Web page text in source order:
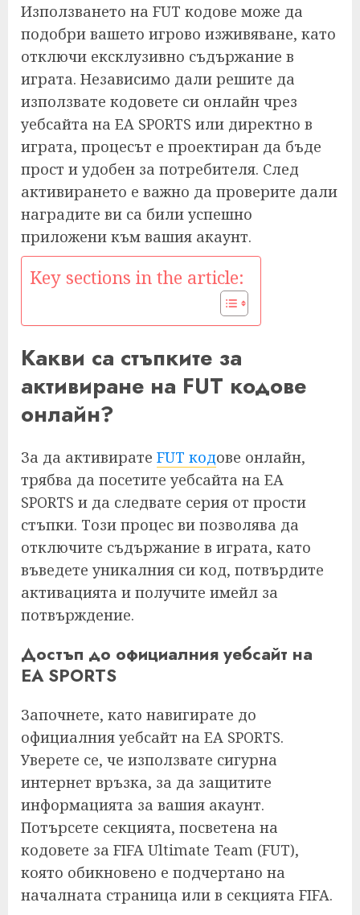
Използването на FUT кодове може да
подобри вашето игрово изживяване, като
отключи ексклузивно съдържание в
играта. Независимо дали решите да
използвате кодовете си онлайн чрез
уебсайта на EA SPORTS или директно в
играта, процесът е проектиран да бъде
прост и удобен за потребителя. След
активирането е важно да проверите дали
наградите ви са били успешно
приложени към вашия акаунт.
Key sections in the article:
Какви са стъпките за
активиране на FUT кодове
онлайн?
За да активирате FUT кодове онлайн,
трябва да посетите уебсайта на EA
SPORTS и да следвате серия от прости
стъпки. Този процес ви позволява да
отключите съдържание в играта, като
въведете уникалния си код, потвърдите
активацията и получите имейл за
потвърждение.
Достъп до официалния уебсайт на
EA SPORTS
Започнете, като навигирате до
официалния уебсайт на EA SPORTS.
Уверете се, че използвате сигурна
интернет връзка, за да защитите
информацията за вашия акаунт.
Потърсете секцията, посветена на
кодовете за FIFA Ultimate Team (FUT),
която обикновено е подчертано на
началната страница или в секцията FIFA.